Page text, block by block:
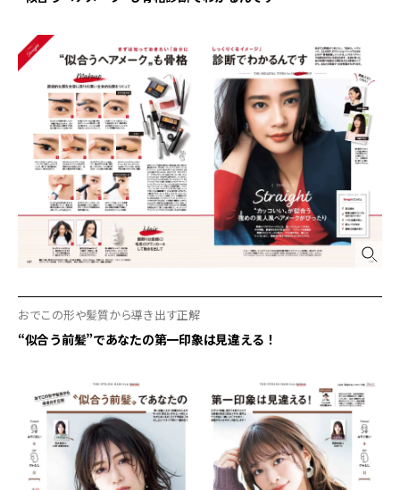
おでこの形や髪質から導き出す正解
“似合う前髪”であなたの第一印象は見違える！